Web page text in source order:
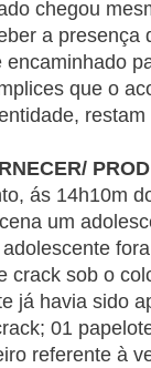
chegou
a presença
que o
ás 14h10m
um
crack sob o
já havia sido
01
referente à